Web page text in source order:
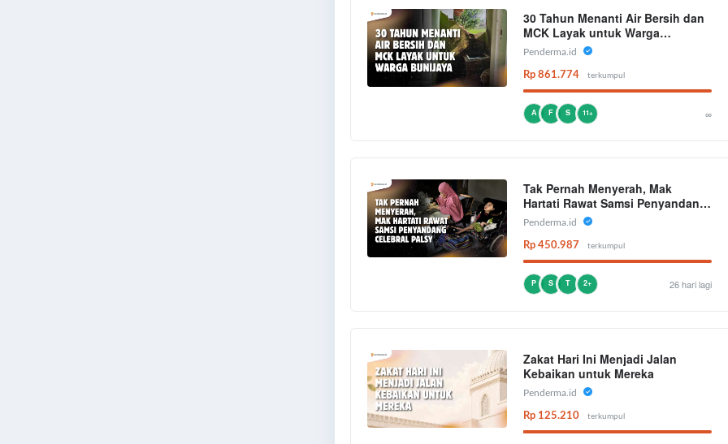
30 Tahun Menanti Air Bersih dan
MCK Layak untuk Warga
Bunijaya
Penderma.id
Rp 861.774 terkumpul
A F S 11+ ∞
Tak Pernah Menyerah, Mak
Hartati Rawat Samsi Penyandang
Celebral Palsy
Penderma.id
Rp 450.987 terkumpul
P S T 2+ 26 hari lagi
Zakat Hari Ini Menjadi Jalan
Kebaikan untuk Mereka
Penderma.id
Rp 125.210 terkumpul